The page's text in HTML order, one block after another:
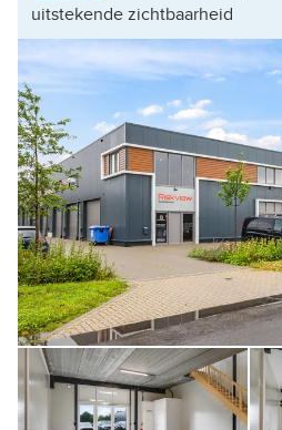
uitstekende zichtbaarheid